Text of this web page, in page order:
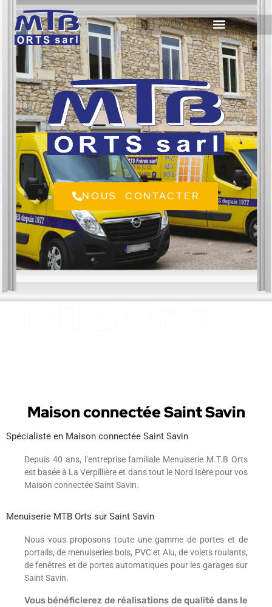
NOUS CONTACTER
Maison connectée Saint Savin
Spécialiste en Maison connectée Saint Savin
Depuis 40 ans, l’entreprise familiale Menuiserie M.T.B Orts
est basée à La Verpillière et dans tout le Nord Isère pour vos
Maison connectée Saint Savin.
Menuiserie MTB Orts sur Saint Savin
Nous vous proposons toute une gamme de portes et de
portails, de menuiseries bois, PVC et Alu, de volets roulants,
de fenêtres et de portes automatiques pour les garages sur
Saint Savin.
Vous bénéficierez de réalisations de qualité dans le